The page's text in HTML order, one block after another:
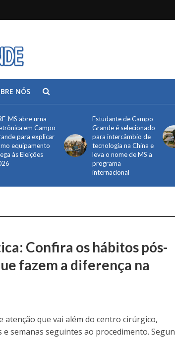
NÓS
MS abre urna
em Campo
para explicar
equipamento
às Eleições
Estudante de Campo
Grande é selecionado
para intercâmbio de
tecnologia na China e
leva o nome de MS a
programa
internacional
Confira os hábitos pós-
fazem a diferença na
atenção que vai além do centro cirúrgico,
e semanas seguintes ao procedimento.